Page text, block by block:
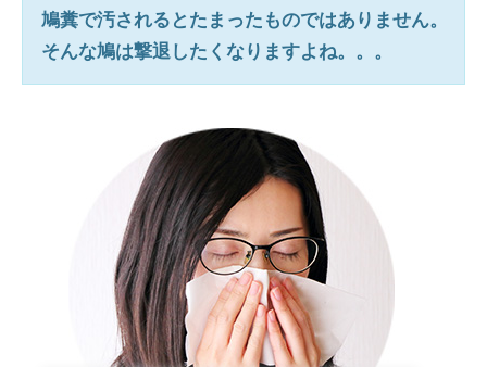
鳩糞で汚されるとたまったものではありません。
そんな鳩は撃退したくなりますよね。。。